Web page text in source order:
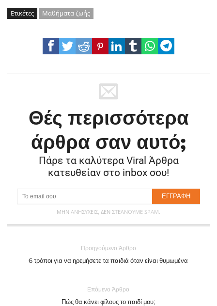
Ετικέτες Μαθήματα ζωής
Θές περισσότερα
άρθρα σαν αυτό;
Πάρε τα καλύτερα Viral Άρθρα
κατευθείαν στο inbox σου!
ΜΗΝ ΑΝΗΣΥΧΕΊΣ, ΔΕΝ ΣΤΈΛΝΟΥΜΕ SPAM.
Προηγούμενο Άρθρο
6 τρόποι για να ηρεμήσετε τα παιδιά όταν είναι θυμωμένα
Επόμενο Άρθρο
Πώς θα κάνει φίλους το παιδί μου;